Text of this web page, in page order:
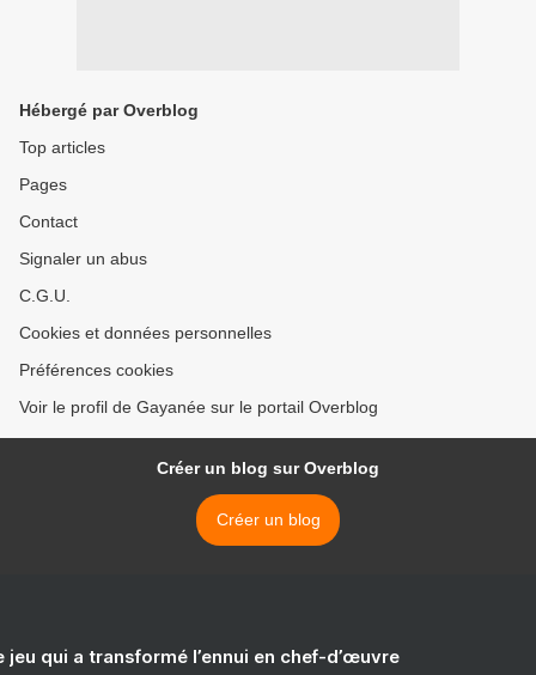
Hébergé par Overblog
Top articles
Pages
Contact
Signaler un abus
C.G.U.
Cookies et données personnelles
Préférences cookies
Voir le profil de Gayanée sur le portail Overblog
Créer un blog sur Overblog
Créer un blog
jeu qui a transformé l’ennui en chef-d’œuvre